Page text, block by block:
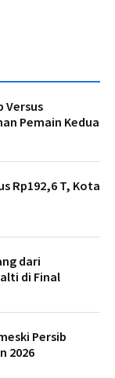
Versus
Pemain Kedua
Rp192,6 T, Kota
dari
di Final
Persib
2026